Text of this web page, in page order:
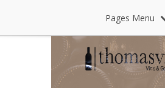
Pages Menu